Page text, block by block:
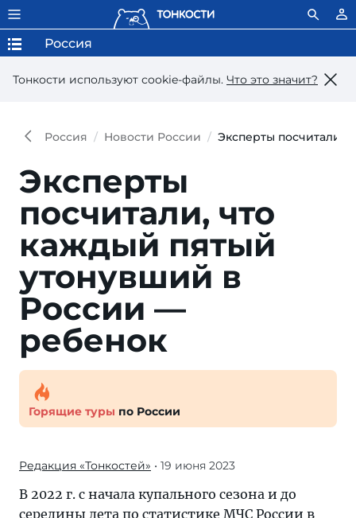
Тонкости используют сookie-файлы. Что это значит?
Россия
Россия Новости России Эксперты посчитали,
Эксперты
посчитали, что
каждый пятый
утонувший в
России —
ребенок
Горящие туры по России
Редакция «Тонкостей» • 19 июня 2023
В 2022 г. с начала купального сезона и до
середины лета по статистике МЧС России в